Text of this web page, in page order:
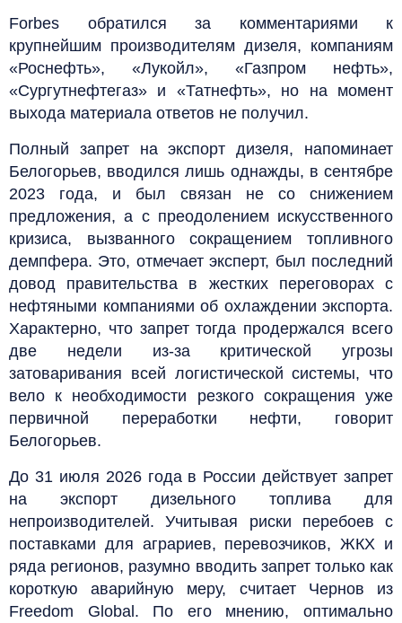
Forbes обратился за комментариями к
крупнейшим производителям дизеля, компаниям
«Роснефть», «Лукойл», «Газпром нефть»,
«Сургутнефтегаз» и «Татнефть», но на момент
выхода материала ответов не получил.
Полный запрет на экспорт дизеля, напоминает
Белогорьев, вводился лишь однажды, в сентябре
2023 года, и был связан не со снижением
предложения, а с преодолением искусственного
кризиса, вызванного сокращением топливного
демпфера. Это, отмечает эксперт, был последний
довод правительства в жестких переговорах с
нефтяными компаниями об охлаждении экспорта.
Характерно, что запрет тогда продержался всего
две недели из-за критической угрозы
затоваривания всей логистической системы, что
вело к необходимости резкого сокращения уже
первичной переработки нефти, говорит
Белогорьев.
До 31 июля 2026 года в России действует запрет
на экспорт дизельного топлива для
непроизводителей. Учитывая риски перебоев с
поставками для аграриев, перевозчиков, ЖКХ и
ряда регионов, разумно вводить запрет только как
короткую аварийную меру, считает Чернов из
Freedom Global. По его мнению, оптимально